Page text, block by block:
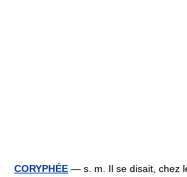
CORYPHÉE — s. m. Il se disait, chez